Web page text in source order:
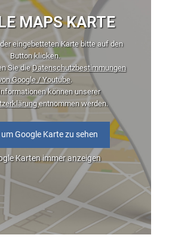
MAPS KARTE
eingebetteten Karte bitte auf den
Button klicken.
Sie dieDatenschutzbestimmungen
Google / Youtube.
können unserer
entnommen werden.
Google Karte zu sehen
Karten immer anzeigen